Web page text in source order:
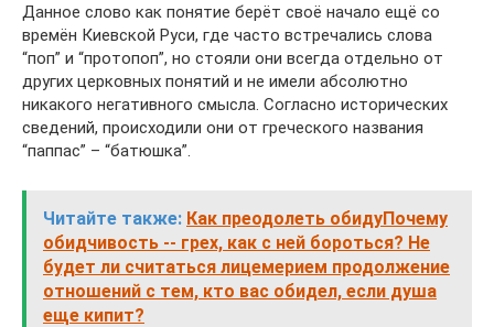
Данное слово как понятие берёт своё начало ещё со
времён Киевской Руси, где часто встречались слова
“поп” и “протопоп”, но стояли они всегда отдельно от
других церковных понятий и не имели абсолютно
никакого негативного смысла. Согласно исторических
сведений, происходили они от греческого названия
“паппас” – “батюшка”.
Читайте также: Как преодолеть обидуПочему
обидчивость -- грех, как с ней бороться? Не
будет ли считаться лицемерием продолжение
отношений с тем, кто вас обидел, если душа
еще кипит?